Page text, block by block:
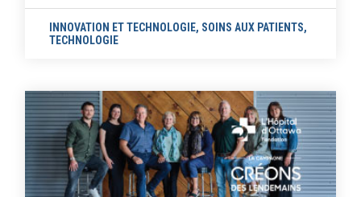
INNOVATION ET TECHNOLOGIE, SOINS AUX PATIENTS,
TECHNOLOGIE